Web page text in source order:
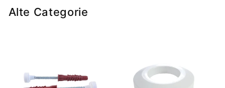
Alte Categorie